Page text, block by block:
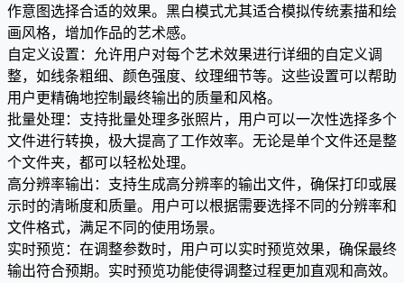
作意图选择合适的效果。黑白模式尤其适合模拟传统素描和绘
画风格，增加作品的艺术感。
自定义设置：允许用户对每个艺术效果进行详细的自定义调
整，如线条粗细、颜色强度、纹理细节等。这些设置可以帮助
用户更精确地控制最终输出的质量和风格。
批量处理：支持批量处理多张照片，用户可以一次性选择多个
文件进行转换，极大提高了工作效率。无论是单个文件还是整
个文件夹，都可以轻松处理。
高分辨率输出：支持生成高分辨率的输出文件，确保打印或展
示时的清晰度和质量。用户可以根据需要选择不同的分辨率和
文件格式，满足不同的使用场景。
实时预览：在调整参数时，用户可以实时预览效果，确保最终
输出符合预期。实时预览功能使得调整过程更加直观和高效。